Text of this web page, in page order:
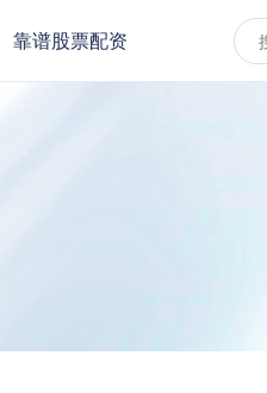
靠谱股票配资